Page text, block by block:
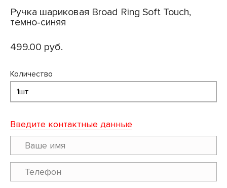
Ручка шариковая Broad Ring Soft Touch,
темно-синяя
499.00 руб.
Количество
Введите контактные данные